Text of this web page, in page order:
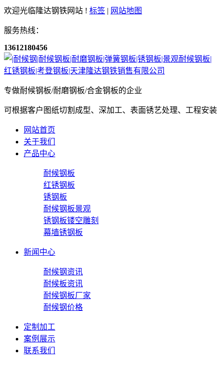
欢迎光临隆达钢铁网站 ! 标签 | 网站地图
服务热线：
13612180456
专做耐候钢板/耐磨钢板/合金钢板的企业
可根据客户图纸切割成型、深加工、表面锈艺处理、工程安装
网站首页
关于我们
产品中心
耐候钢板
红锈钢板
锈钢板
耐候钢板景观
锈钢板镂空雕刻
幕墙锈钢板
新闻中心
耐候钢资讯
耐候板资讯
耐候钢板厂家
耐候钢价格
定制加工
案例展示
联系我们